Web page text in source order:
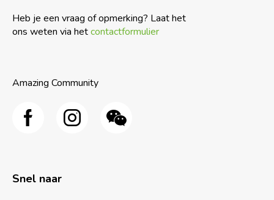
Heb je een vraag of opmerking? Laat het
ons weten via hetcontactformulier
Amazing Community
Snel naar